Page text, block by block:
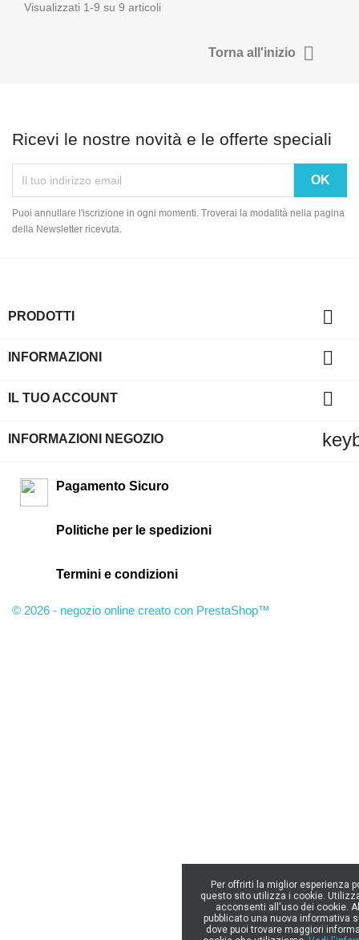
Visualizzati 1-9 su 9 articoli
Torna all'inizio 
Ricevi le nostre novità e le offerte speciali
Puoi annullare l'iscrizione in ogni momenti. Troverai la modalità nella pagina
della Newsletter ricevuta.
PRODOTTI 
INFORMAZIONI 
IL TUO ACCOUNT 
INFORMAZIONI NEGOZIO
Pagamento Sicuro
Politiche per le spedizioni
Termini e condizioni
© 2026 - negozio online creato con PrestaShop™
Per offrirti la miglior esperienza
questo sito utilizza i cookie.
acconsenti all'uso dei cookie.
pubblicato una nuova informativa
dove puoi trovare maggiori